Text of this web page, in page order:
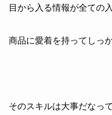
目から入る情報が全ての
商品に愛着を持ってしっ
そのスキルは大事だなっ